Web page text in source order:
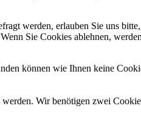
werden, erlauben Sie uns
Sie Cookies ablehnen,
können wie Ihnen keine
Wir benötigen zwei